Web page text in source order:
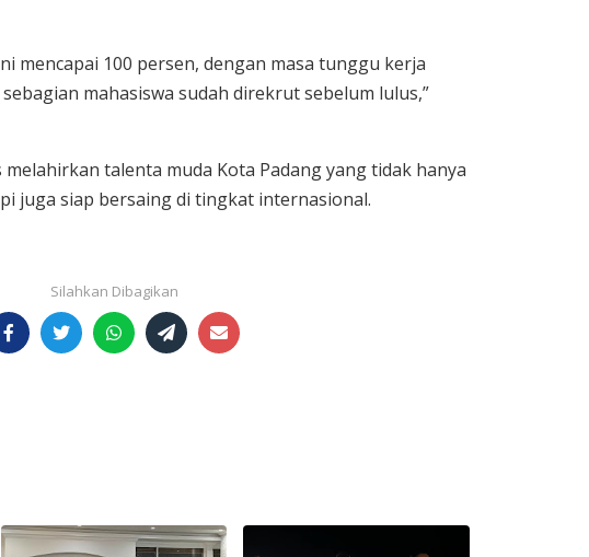
mencapai 100 persen, dengan masa tunggu kerja
mahasiswa sudah direkrut sebelum lulus,”
talenta muda Kota Padang yang tidak hanya
juga siap bersaing di tingkat internasional.